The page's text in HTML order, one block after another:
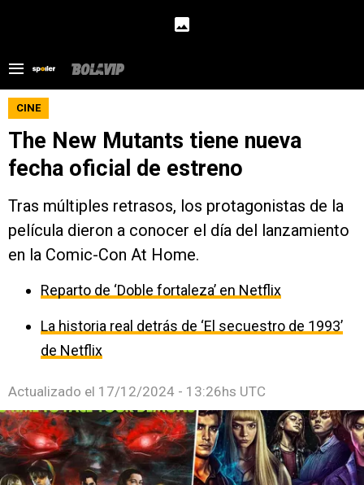
CINE
The New Mutants tiene nueva
fecha oficial de estreno
Tras múltiples retrasos, los protagonistas de la
película dieron a conocer el día del lanzamiento
en la Comic-Con At Home.
Reparto de ‘Doble fortaleza’ en Netflix
La historia real detrás de ‘El secuestro de 1993’
de Netflix
Actualizado el 17/12/2024 - 13:26hs UTC